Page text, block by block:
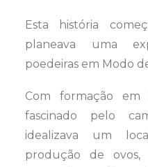
Esta história
planeava uma
poedeiras em Modo
Com formação em
fascinado pelo
idealizava um
produção de